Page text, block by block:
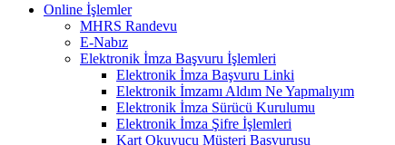
Online İşlemler
MHRS Randevu
E-Nabız
Elektronik İmza Başvuru İşlemleri
Elektronik İmza Başvuru Linki
Elektronik İmzamı Aldım Ne Yapmalıyım
Elektronik İmza Sürücü Kurulumu
Elektronik İmza Şifre İşlemleri
Kart Okuyucu Müşteri Başvurusu